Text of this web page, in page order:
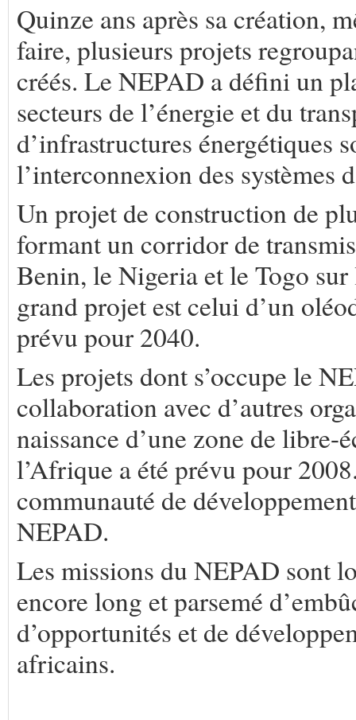
Quinze ans après sa création,
faire, plusieurs projets
créés. Le NEPAD a défini un
secteurs de l’énergie et du
d’infrastructures énergétiques
l’interconnexion des systèmes
Un projet de construction de
formant un corridor de
Benin, le Nigeria et le Togo
grand projet est celui d’un
prévu pour 2040.
Les projets dont s’occupe le
collaboration avec d’autres
naissance d’une zone de libre-
l’Afrique a été prévu pour
communauté de
NEPAD.
Les missions du NEPAD sont
encore long et parsemé
d’opportunités et de
africains.